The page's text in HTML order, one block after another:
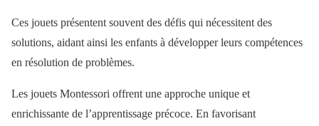
Ces jouets présentent souvent des défis qui nécessitent des
solutions, aidant ainsi les enfants à développer leurs compétences
en résolution de problèmes.
Les jouets Montessori offrent une approche unique et
enrichissante de l’apprentissage précoce. En favorisant